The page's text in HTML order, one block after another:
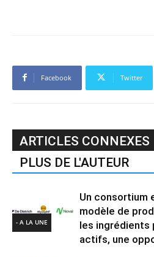
Facebook Twitter
ARTICLES CONNEXES
PLUS DE L'AUTEUR
- A LA UNE
Un consortium
modèle de
les ingrédients
actifs, une